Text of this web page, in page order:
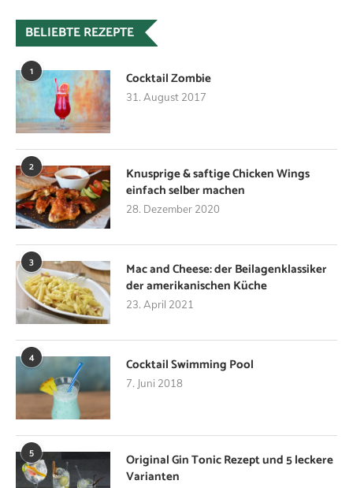
BELIEBTE REZEPTE
1 Cocktail Zombie
31. August 2017
2
Knusprige & saftige Chicken Wings
einfach selber machen
28. Dezember 2020
3
Mac and Cheese: der Beilagenklassiker
der amerikanischen Küche
23. April 2021
4 Cocktail Swimming Pool
7. Juni 2018
5
Original Gin Tonic Rezept und 5 leckere
Varianten